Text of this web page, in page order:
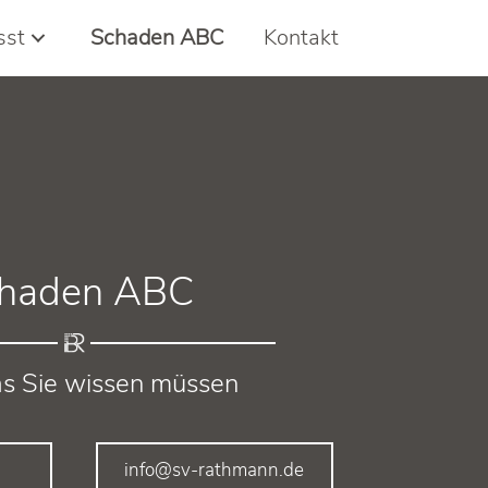
Schaden ABC Kontakt
ABC
Sie wissen müssen
info@sv-rathmann.de